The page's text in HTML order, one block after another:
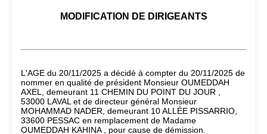
MODIFICATION DE DIRIGEANTS
L'AGE du 20/11/2025 a décidé à compter du 20/11/2025 de
nommer en qualité de président Monsieur OUMEDDAH
AXEL, demeurant 11 CHEMIN DU POINT DU JOUR ,
53000 LAVAL et de directeur général Monsieur
MOHAMMAD NADER, demeurant 10 ALLÉE PISSARRIO,
33600 PESSAC en remplacement de Madame
OUMEDDAH KAHINA , pour cause de démission.